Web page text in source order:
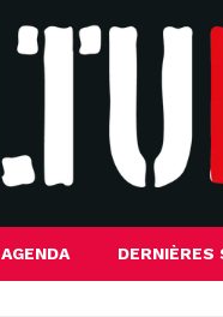
AGENDA DERNIÈRES